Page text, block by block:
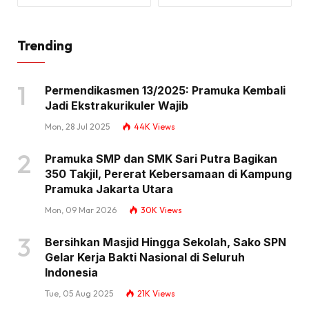
Trending
Permendikasmen 13/2025: Pramuka Kembali
Jadi Ekstrakurikuler Wajib
Mon, 28 Jul 2025 44K Views
Pramuka SMP dan SMK Sari Putra Bagikan
350 Takjil, Pererat Kebersamaan di Kampung
Pramuka Jakarta Utara
Mon, 09 Mar 2026 30K Views
Bersihkan Masjid Hingga Sekolah, Sako SPN
Gelar Kerja Bakti Nasional di Seluruh
Indonesia
Tue, 05 Aug 2025 21K Views